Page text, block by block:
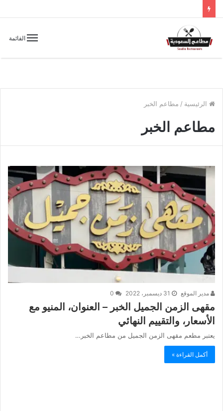
القائمة
الرئيسية / مطاعم الخبر
مطاعم الخبر
مدير الموقع 31 ديسمبر، 2022
مقهى الزمن الجميل الخبر – العنوان، المنيو مع
الأسعار، والتقييم النهائي
يعتبر مطعم مقهى الزمن الجميل من مطاعم الخبر…
أكمل القراءة »